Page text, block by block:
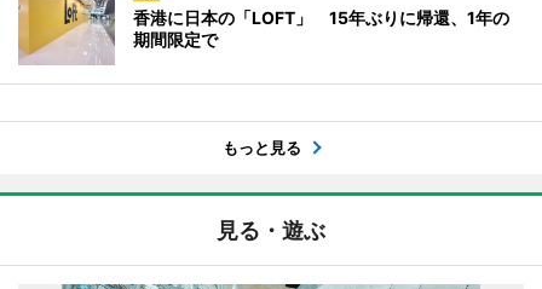
香港に日本の「LOFT」 15年ぶりに帰還、1年の
期間限定で
もっと見る
見る・遊ぶ